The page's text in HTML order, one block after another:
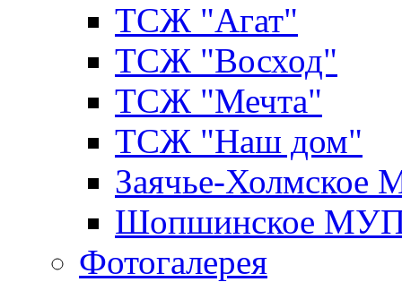
ТСЖ "Агат"
ТСЖ "Восход"
ТСЖ "Мечта"
ТСЖ "Наш дом"
Заячье-
Шопшинское
Фотогалерея